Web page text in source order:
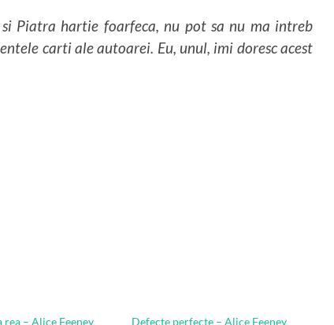
si Piatra hartie foarfeca, nu pot sa nu ma intreb
carti ale autoarei. Eu, unul, imi doresc acest
rea – Alice Feeney Defecte perfecte – Alice Feeney